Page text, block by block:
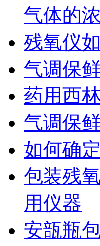
气体的
残氧仪
气调保
药用西
气调保
如何确
包装残
用仪器
安瓿瓶